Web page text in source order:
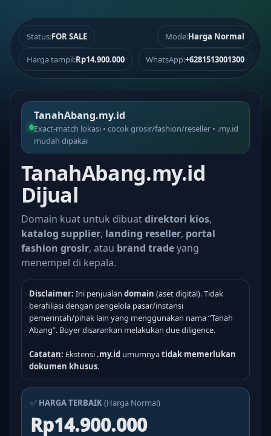
Status:FOR SALE Mode:Harga Normal
Harga tampil:Rp14.900.000 WhatsApp:+6281513001300
TanahAbang.my.id
Exact-match lokasi • cocok grosir/fashion/reseller • .my.id
mudah dipakai
TanahAbang.my.id
Dijual
Domain kuat untuk dibuatdirektori kios,
katalog supplier, landing reseller, portal
fashion grosir, atau brand tradeyang
menempel di kepala.
Disclaimer: Ini penjualan domain (aset digital). Tidak
berafiliasi dengan pengelola pasar/instansi
pemerintah/pihak lain yang menggunakan nama “Tanah
Abang”. Buyer disarankan melakukan due diligence.
Catatan: Ekstensi.my.id umumnyatidak memerlukan
dokumen khusus.
✅ HARGA TERBAIK(Harga Normal)
Rp14.900.000